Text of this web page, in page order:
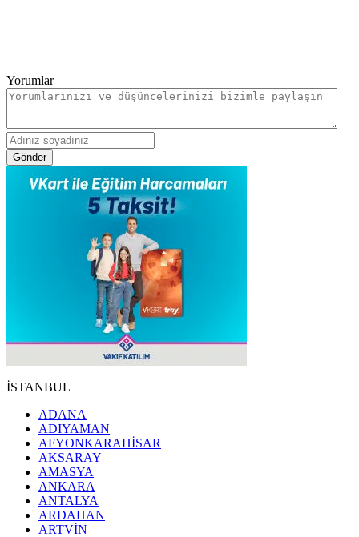
Yorumlar
Gönder
İSTANBUL
ADANA
ADIYAMAN
AFYONKARAHİSAR
AKSARAY
AMASYA
ANKARA
ANTALYA
ARDAHAN
ARTVİN